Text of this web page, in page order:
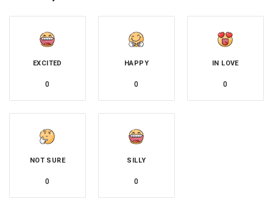
EXCITED
0
HAPPY
0
IN LOVE
0
NOT SURE
0
SILLY
0